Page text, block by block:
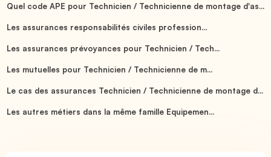
Quel code APE pour Technicien / Technicienne de montage d'as...
Les assurances responsabilités civiles profession...
Les assurances prévoyances pour Technicien / Tech...
Les mutuelles pour Technicien / Technicienne de m...
Le cas des assurances Technicien / Technicienne de montage d...
Les autres métiers dans la même famille Equipemen...